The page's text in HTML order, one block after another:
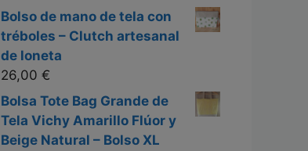
Bolso de mano de tela con
tréboles – Clutch artesanal
de loneta
26,00 €
Bolsa Tote Bag Grande de
Tela Vichy Amarillo Flúor y
Beige Natural – Bolso XL